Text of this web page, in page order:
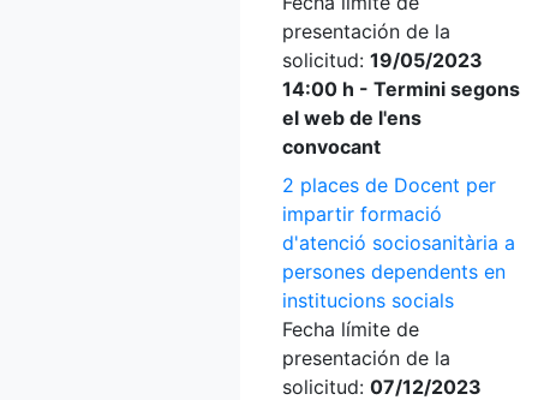
presentación de la
solicitud: 19/05/2023
14:00 h - Termini segons
el web de l'ens
convocant
2 places de Docent per
impartir formació
d'atenció sociosanitària a
persones dependents en
institucions socials
Fecha límite de
presentación de la
solicitud: 07/12/2023